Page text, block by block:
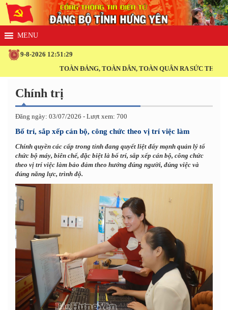
9-8-2026 12:51:29
TOÀN ĐẢNG, TOÀN DÂN, TOÀN QUÂN RA SỨC THI ĐUA
Chính trị
Đăng ngày: 03/07/2026 - Lượt xem: 700
Bố trí, sắp xếp cán bộ, công chức theo vị trí việc làm
Chính quyền các cấp trong tỉnh đang quyết liệt đẩy mạnh quản lý tổ
chức bộ máy, biên chế, đặc biệt là bố trí, sắp xếp cán bộ, công chức
theo vị trí việc làm bảo đảm theo hướng đúng người, đúng việc và
đúng năng lực, trình độ.